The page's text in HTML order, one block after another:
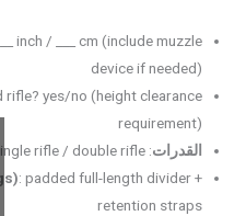
inch / ___ cm (include muzzle
device if needed)
rifle? yes/no (height clearance
requirement)
القدرات: single rifle / double rifle
: padded full-length divider +
retention straps